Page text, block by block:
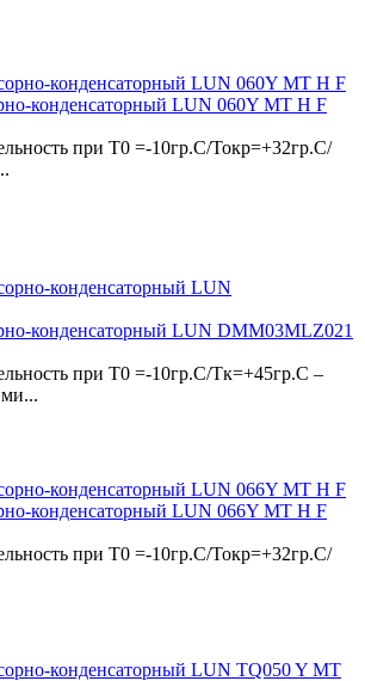
конденсаторный LUN 060Y MT H F
при Т0 =-10гр.С/Токр=+32гр.С/
конденсаторный LUN DMM03MLZ021
при Т0 =-10гр.С/Тк=+45гр.С –
конденсаторный LUN 066Y MT H F
при Т0 =-10гр.С/Токр=+32гр.С/